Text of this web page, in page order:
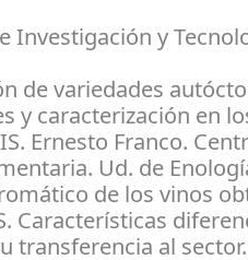
Investigación y
de variedades
y caracterización en
Ernesto Franco.
Ud. de
de los vinos
Características
transferencia al